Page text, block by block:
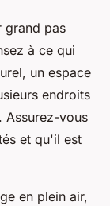
grand pas
à ce qui
un espace
endroits
Assurez-vous
et qu'il est
en plein air,